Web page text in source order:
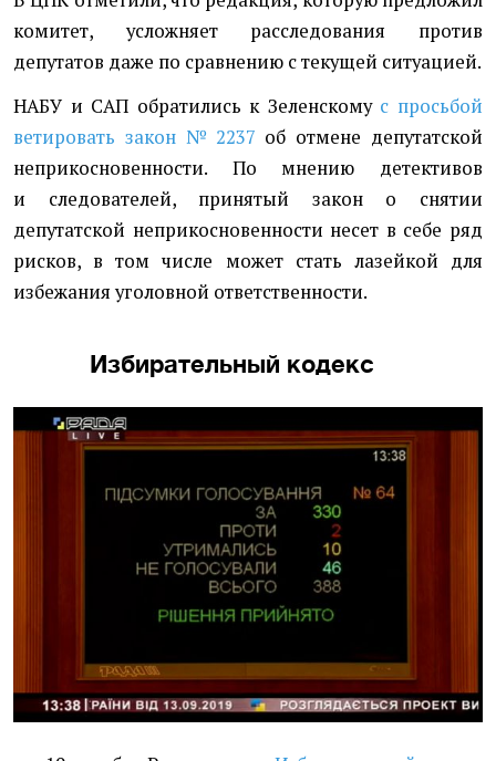
комитет, усложняет расследования против
депутатов даже по сравнению с текущей ситуацией.
НАБУ и САП обратились к Зеленскому с просьбой
ветировать закон № 2237 об отмене депутатской
неприкосновенности. По мнению детективов
и следователей, принятый закон о снятии
депутатской неприкосновенности несет в себе ряд
рисков, в том числе может стать лазейкой для
избежания уголовной ответственности.
Избирательный кодекс